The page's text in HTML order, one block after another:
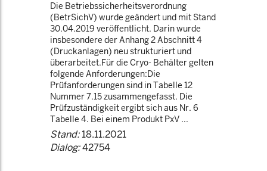
Die Betriebssicherheitsverordnung
(BetrSichV) wurde geändert und mit Stand
30.04.2019 veröffentlicht. Darin wurde
insbesondere der Anhang 2 Abschnitt 4
(Druckanlagen) neu strukturiert und
überarbeitet.Für die Cryo- Behälter gelten
folgende Anforderungen:Die
Prüfanforderungen sind in Tabelle 12
Nummer 7.15 zusammengefasst. Die
Prüfzuständigkeit ergibt sich aus Nr. 6
Tabelle 4. Bei einem Produkt PxV ...
Stand:18.11.2021
Dialog:42754